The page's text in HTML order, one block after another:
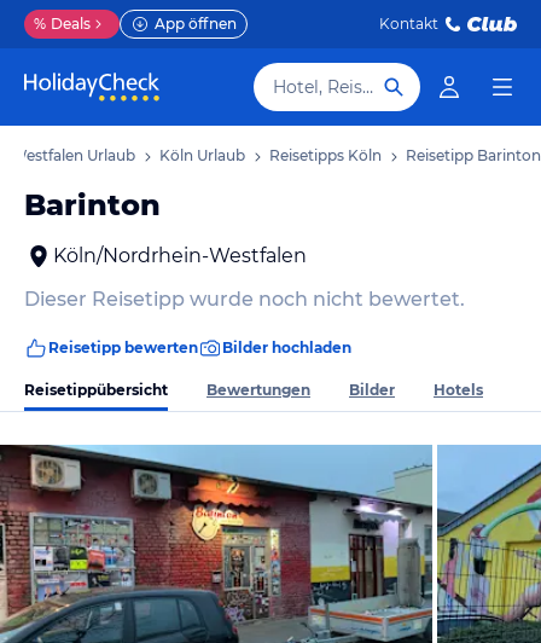
% Deals App öffnen Kontakt
Hotel, Reiseziel
Westfalen Urlaub Köln Urlaub Reisetipps Köln Reisetipp Barinton
Barinton
Köln/Nordrhein-Westfalen
Dieser Reisetipp wurde noch nicht bewertet.
Reisetipp bewerten Bilder hochladen
Reisetippübersicht Bewertungen Bilder Hotels